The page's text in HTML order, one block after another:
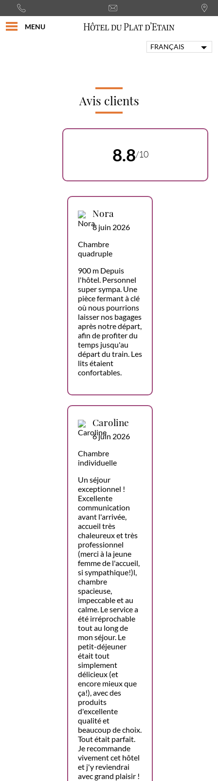
MENU
FRANÇAIS
Avis clients
8.8/10
Nora
8 juin 2026
Chambre
quadruple
900 m Depuis
l'hôtel. Personnel
super sympa. Une
pièce fermant à clé
où nous pourrions
laisser nos bagages
après notre départ,
afin de profiter du
temps jusqu'au
départ du train. Les
lits étaient
confortables.
Caroline
6 juin 2026
Chambre
individuelle
Un séjour
exceptionnel !
Excellente
communication
avant l'arrivée,
accueil très
chaleureux et très
professionnel
(merci à la jeune
femme de l'accueil,
si sympathique!)l,
chambre
spacieuse,
impeccable et au
calme. Le service a
été irréprochable
tout au long de
mon séjour. Le
petit-déjeuner
était tout
simplement
délicieux (et
encore mieux que
ça!), avec des
produits
d'excellente
qualité et
beaucoup de choix.
Tout était parfait.
Je recommande
vivement cet hôtel
et j'y reviendrai
avec grand plaisir !